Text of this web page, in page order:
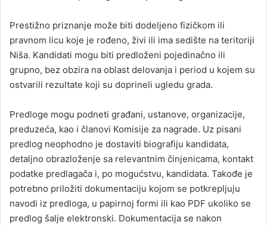
Prestižno priznanje može biti dodeljeno fizičkom ili
pravnom licu koje je rođeno, živi ili ima sedište na teritoriji
Niša. Kandidati mogu biti predloženi pojedinačno ili
grupno, bez obzira na oblast delovanja i period u kojem su
ostvarili rezultate koji su doprineli ugledu grada.
Predloge mogu podneti građani, ustanove, organizacije,
preduzeća, kao i članovi Komisije za nagrade. Uz pisani
predlog neophodno je dostaviti biografiju kandidata,
detaljno obrazloženje sa relevantnim činjenicama, kontakt
podatke predlagača i, po mogućstvu, kandidata. Takođe je
potrebno priložiti dokumentaciju kojom se potkrepljuju
navodi iz predloga, u papirnoj formi ili kao PDF ukoliko se
predlog šalje elektronski. Dokumentacija se nakon